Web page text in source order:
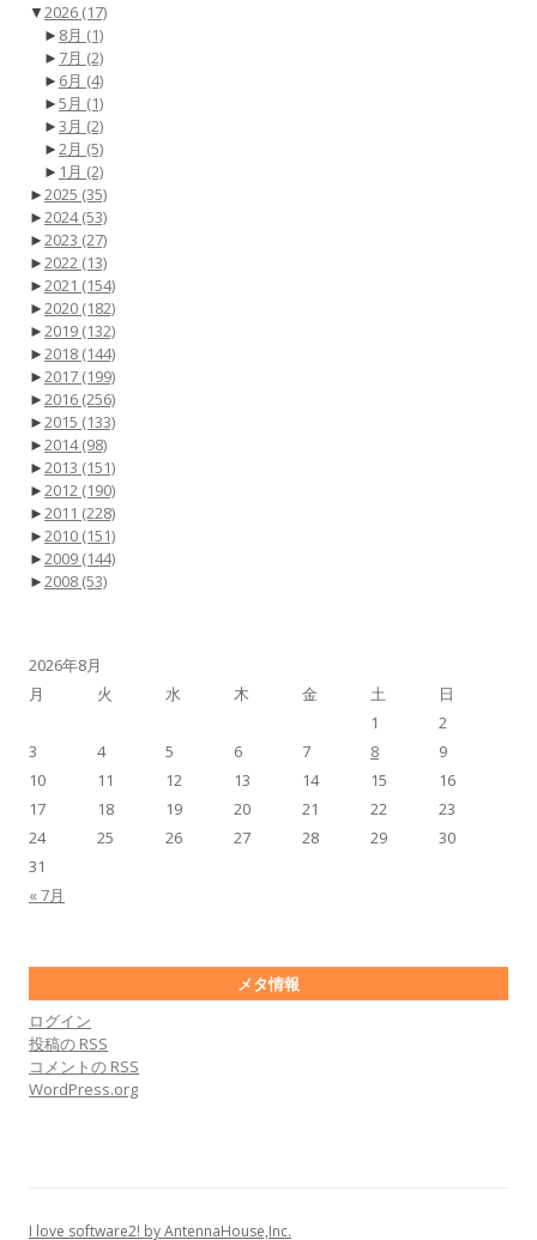
▼2026 (17)
► 8月 (1)
► 7月 (2)
► 6月 (4)
►5月 (1)
►3月 (2)
►2月 (5)
► 1月 (2)
►2025 (35)
►2024(53)
►2023 (27)
►2022 (13)
►2021 (154)
►2020 (182)
►2019 (132)
►2018 (144)
►2017 (199)
►2016 (256)
►2015 (133)
►2014(98)
►2013 (151)
►2012 (190)
►2011 (228)
►2010 (151)
►2009 (144)
►2008 (53)
2026年8月
月
火 水 木 金 土 日
« 7月
1
2
3
4 5 6 7 8
9
10
11 12 13 14 15
16
17
18 19 20 21 22
23
24
25 26 27 28 29
30
31
メタ情報
ログイン
投稿の RSS
コメントの RSS
WordPress.org
I love software2! by AntennaHouse,Inc.